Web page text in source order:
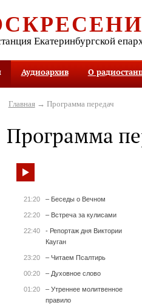
Екатеринбургской
Аудиоархив О
Главная→ Программа передач
Программа
21:20 – Беседы о Вечном
22:20 – Встреча за кулисами
22:40
- Репортаж дня Виктории
Кауган
23:20 – Читаем Псалтирь
00:20 – Духовное слово
01:20
– Утреннее молитвенное
правило